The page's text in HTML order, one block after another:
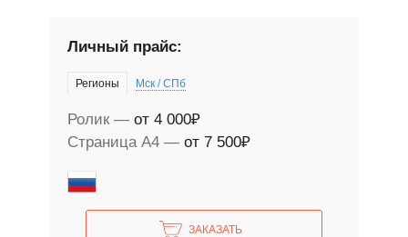
Личный прайс:
Регионы Мск / СПб
Ролик
от 4 000₽
Страница А4
от 7 500₽
ЗАКАЗАТЬ